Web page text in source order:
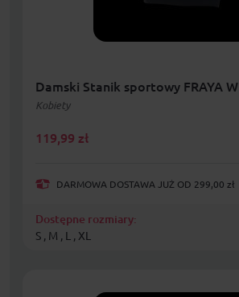
Damski Stanik sportowy FRAYA W
Kobiety
119,99 zł
DARMOWA DOSTAWA JUŻ OD 299,00 zł
Dostępne rozmiary:
S , M , L , XL